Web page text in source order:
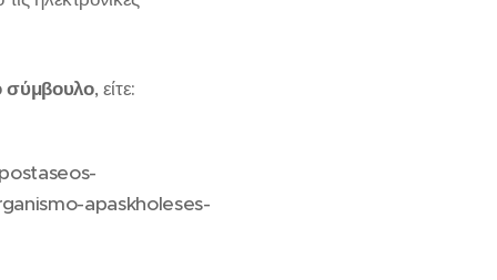
σύμβουλο, είτε:
apaskholeses-